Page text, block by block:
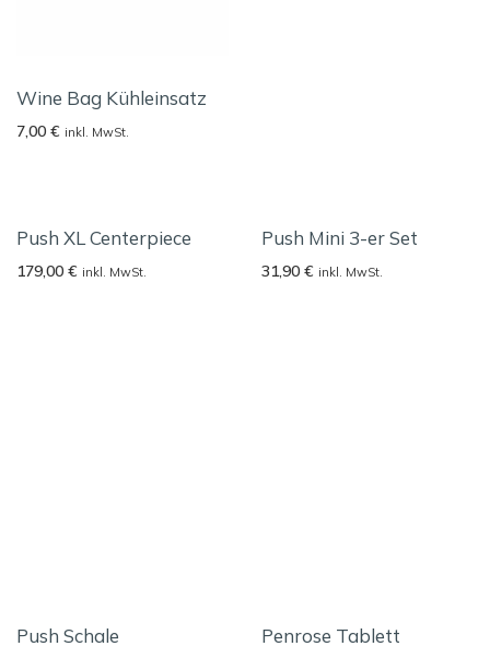
Wine Bag Kühleinsatz
7,00 € inkl. MwSt.
Push XL Centerpiece
179,00 € inkl. MwSt.
Push Mini 3-er Set
31,90 € inkl. MwSt.
Push Schale Penrose Tablett